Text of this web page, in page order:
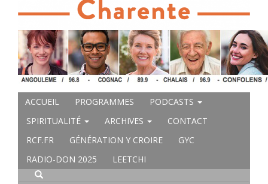
ACCUEIL PROGRAMMES
PODCASTS
SPIRITUALITÉ
ARCHIVES
CONTACT
RCF.FR
GÉNÉRATION Y CROIRE
GYC
RADIO-DON 2025
LEETCHI